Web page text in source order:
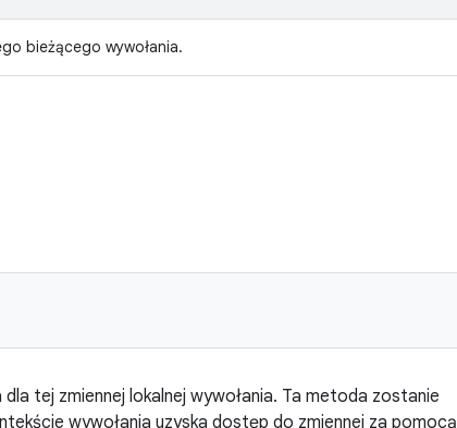
bieżącego wywołania.
tej zmiennej lokalnej wywołania. Ta metoda zostanie
wywołania uzyska dostęp do zmiennej za pomocą